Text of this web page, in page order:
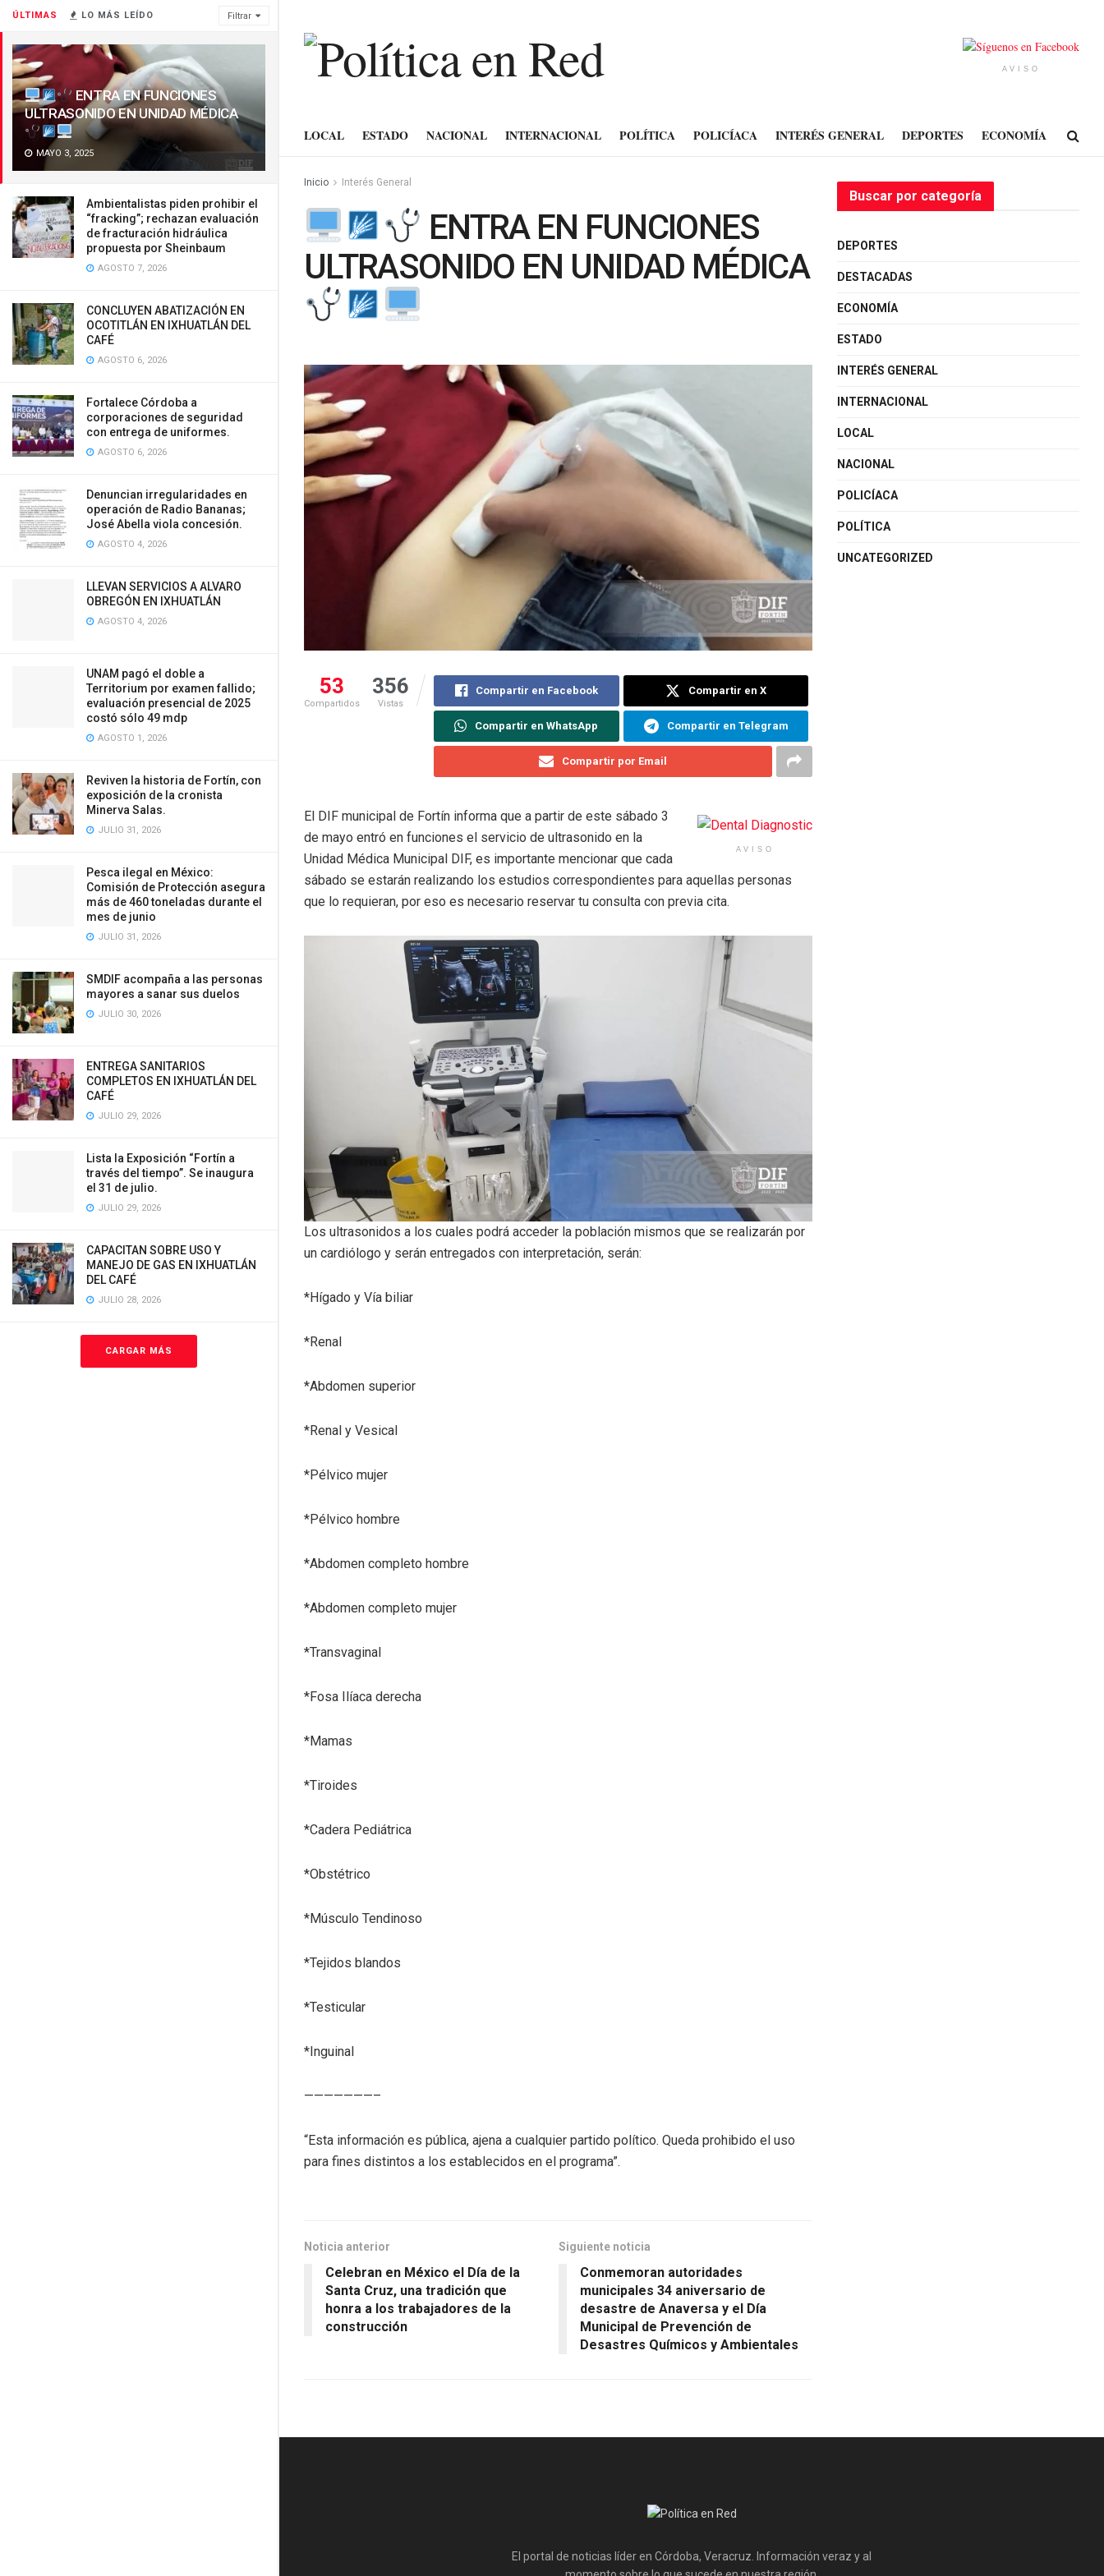
ÚLTIMAS LO MÁS LEÍDO Filtrar
ENTRA EN FUNCIONES
ULTRASONIDO EN UNIDAD MÉDICA
MAYO 3, 2025
Ambientalistas piden prohibir el
“fracking”; rechazan evaluación
de fracturación hidráulica
propuesta por Sheinbaum
AGOSTO 7, 2026
CONCLUYEN ABATIZACIÓN EN
OCOTITLÁN EN IXHUATLÁN DEL
CAFÉ
AGOSTO 6, 2026
Fortalece Córdoba a
corporaciones de seguridad
con entrega de uniformes.
AGOSTO 6, 2026
Denuncian irregularidades en
operación de Radio Bananas;
José Abella viola concesión.
AGOSTO 4, 2026
LLEVAN SERVICIOS A ALVARO
OBREGÓN EN IXHUATLÁN
AGOSTO 4, 2026
UNAM pagó el doble a
Territorium por examen fallido;
evaluación presencial de 2025
costó sólo 49 mdp
AGOSTO 1, 2026
Reviven la historia de Fortín, con
exposición de la cronista
Minerva Salas.
JULIO 31, 2026
Pesca ilegal en México:
Comisión de Protección asegura
más de 460 toneladas durante el
mes de junio
JULIO 31, 2026
SMDIF acompaña a las personas
mayores a sanar sus duelos
JULIO 30, 2026
ENTREGA SANITARIOS
COMPLETOS EN IXHUATLÁN DEL
CAFÉ
JULIO 29, 2026
Lista la Exposición “Fortín a
través del tiempo”. Se inaugura
el 31 de julio.
JULIO 29, 2026
CAPACITAN SOBRE USO Y
MANEJO DE GAS EN IXHUATLÁN
DEL CAFÉ
JULIO 28, 2026
CARGAR MÁS
AVISO
LOCAL ESTADO NACIONAL INTERNACIONAL POLÍTICA POLICÍACA INTERÉS GENERAL DEPORTES ECONOMÍA
Inicio Interés General
ENTRA EN FUNCIONES
ULTRASONIDO EN UNIDAD MÉDICA
53
Compartidos
356
Vistas
Compartir en Facebook Compartir en X
Compartir en WhatsApp Compartir en Telegram
Compartir por Email
AVISO
El DIF municipal de Fortín informa que a partir de este sábado 3
de mayo entró en funciones el servicio de ultrasonido en la
Unidad Médica Municipal DIF, es importante mencionar que cada
sábado se estarán realizando los estudios correspondientes para aquellas personas
que lo requieran, por eso es necesario reservar tu consulta con previa cita.
Los ultrasonidos a los cuales podrá acceder la población mismos que se realizarán por
un cardiólogo y serán entregados con interpretación, serán:
*Hígado y Vía biliar
*Renal
*Abdomen superior
*Renal y Vesical
*Pélvico mujer
*Pélvico hombre
*Abdomen completo hombre
*Abdomen completo mujer
*Transvaginal
*Fosa Ilíaca derecha
*Mamas
*Tiroides
*Cadera Pediátrica
*Obstétrico
*Músculo Tendinoso
*Tejidos blandos
*Testicular
*Inguinal
———————–
“Esta información es pública, ajena a cualquier partido político. Queda prohibido el uso
para fines distintos a los establecidos en el programa”.
Noticia anterior
Celebran en México el Día de la
Santa Cruz, una tradición que
honra a los trabajadores de la
construcción
Siguiente noticia
Conmemoran autoridades
municipales 34 aniversario de
desastre de Anaversa y el Día
Municipal de Prevención de
Desastres Químicos y Ambientales
Buscar por categoría
DEPORTES
DESTACADAS
ECONOMÍA
ESTADO
INTERÉS GENERAL
INTERNACIONAL
LOCAL
NACIONAL
POLICÍACA
POLÍTICA
UNCATEGORIZED
El portal de noticias líder en Córdoba, Veracruz. Información veraz y al